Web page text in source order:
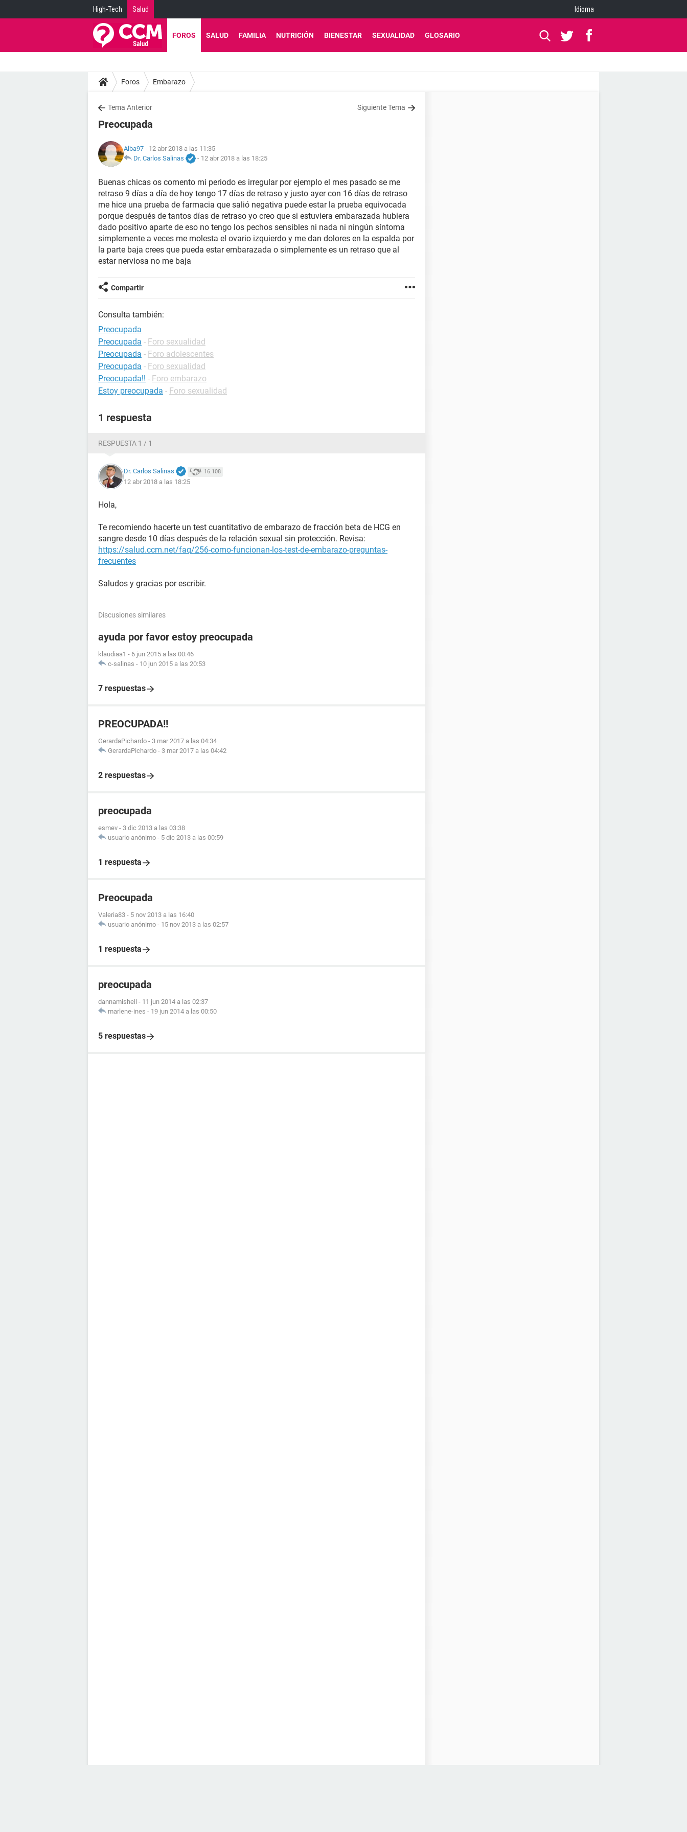
High-Tech Salud Idioma
FOROS SALUD FAMILIA NUTRICIÓN BIENESTAR SEXUALIDAD GLOSARIO
Foros Embarazo
Tema Anterior Siguiente Tema
Preocupada
Alba97 - 12 abr 2018 a las 11:35
Dr. Carlos Salinas
- 12 abr 2018 a las 18:25
Buenas chicas os comento mi periodo es irregular por ejemplo el mes pasado se me
retraso 9 días a día de hoy tengo 17 días de retraso y justo ayer con 16 días de retraso
me hice una prueba de farmacia que salió negativa puede estar la prueba equivocada
porque después de tantos días de retraso yo creo que si estuviera embarazada hubiera
dado positivo aparte de eso no tengo los pechos sensibles ni nada ni ningún síntoma
simplemente a veces me molesta el ovario izquierdo y me dan dolores en la espalda por
la parte baja crees que pueda estar embarazada o simplemente es un retraso que al
estar nerviosa no me baja
Compartir
Consulta también:
Preocupada
Preocupada - Foro sexualidad
Preocupada - Foro adolescentes
Preocupada - Foro sexualidad
Preocupada!! - Foro embarazo
Estoy preocupada - Foro sexualidad
1 respuesta
RESPUESTA 1 / 1
Dr. Carlos Salinas 16.108
12 abr 2018 a las 18:25
Hola,
Te recomiendo hacerte un test cuantitativo de embarazo de fracción beta de HCG en
sangre desde 10 días después de la relación sexual sin protección. Revisa:
https://salud.ccm.net/faq/256-como-funcionan-los-test-de-embarazo-preguntas-
frecuentes
Saludos y gracias por escribir.
Discusiones similares
ayuda por favor estoy preocupada
klaudiaa1 - 6 jun 2015 a las 00:46
c-salinas - 10 jun 2015 a las 20:53
7 respuestas
PREOCUPADA!!
GerardaPichardo - 3 mar 2017 a las 04:34
GerardaPichardo - 3 mar 2017 a las 04:42
2 respuestas
preocupada
esmev - 3 dic 2013 a las 03:38
usuario anónimo - 5 dic 2013 a las 00:59
1 respuesta
Preocupada
Valeria83 - 5 nov 2013 a las 16:40
usuario anónimo - 15 nov 2013 a las 02:57
1 respuesta
preocupada
dannamishell - 11 jun 2014 a las 02:37
marlene-ines - 19 jun 2014 a las 00:50
5 respuestas